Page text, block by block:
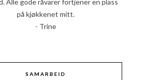
på kjøkkenet mitt.
- Trine
SAMARBEID